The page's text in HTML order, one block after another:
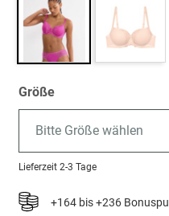
Größe
Bitte Größe wählen
Lieferzeit 2-3 Tage
+164 bis +236